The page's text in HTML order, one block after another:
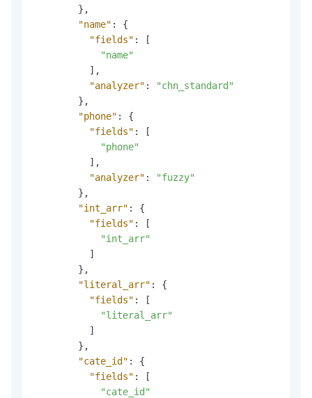
} ,
"name" :
{
"fields" :
[
"name"
] ,
"analyzer" :
"chn_standard"
} ,
"phone" :
{
"fields" :
[
"phone"
] ,
"analyzer" :
"fuzzy"
} ,
"int_arr" :
{
"fields" :
[
"int_arr"
]
} ,
"literal_arr" :
{
"fields" :
[
"literal_arr"
]
} ,
"cate_id" :
{
"fields" :
[
"cate_id"